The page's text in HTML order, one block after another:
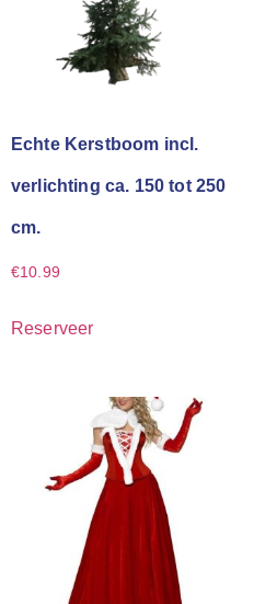
Echte Kerstboom incl.
verlichting ca. 150 tot 250
cm.
€10.99
Reserveer